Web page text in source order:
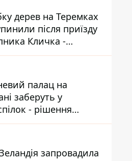
дерев на Теремках
після приїзду
Кличка -
діалог
палац на
заберуть у
- рішення
суду
запровадила